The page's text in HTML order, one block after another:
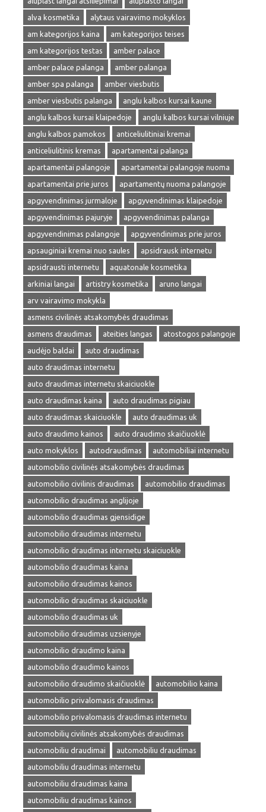
alva kosmetika
alytaus vairavimo mokyklos
am kategorijos kaina
am kategorijos teises
am kategorijos testas
amber palace
amber palace palanga
amber palanga
amber spa palanga
amber viesbutis
amber viesbutis palanga
anglu kalbos kursai kaune
anglu kalbos kursai klaipedoje
anglu kalbos kursai vilniuje
anglu kalbos pamokos
anticeliulitiniai kremai
anticeliulitinis kremas
apartamentai palanga
apartamentai palangoje
apartamentai palangoje nuoma
apartamentai prie juros
apartamentų nuoma palangoje
apgyvendinimas jurmaloje
apgyvendinimas klaipedoje
apgyvendinimas pajuryje
apgyvendinimas palanga
apgyvendinimas palangoje
apgyvendinimas prie juros
apsauginiai kremai nuo saules
apsidrausk internetu
apsidrausti internetu
aquatonale kosmetika
arkiniai langai
artistry kosmetika
aruno langai
arv vairavimo mokykla
asmens civilinės atsakomybės draudimas
asmens draudimas
ateities langas
atostogos palangoje
audėjo baldai
auto draudimas
auto draudimas internetu
auto draudimas internetu skaiciuokle
auto draudimas kaina
auto draudimas pigiau
auto draudimas skaiciuokle
auto draudimas uk
auto draudimo kainos
auto draudimo skaičiuoklė
auto mokyklos
autodraudimas
automobiliai internetu
automobilio civilinės atsakomybės draudimas
automobilio civilinis draudimas
automobilio draudimas
automobilio draudimas anglijoje
automobilio draudimas gjensidige
automobilio draudimas internetu
automobilio draudimas internetu skaiciuokle
automobilio draudimas kaina
automobilio draudimas kainos
automobilio draudimas skaiciuokle
automobilio draudimas uk
automobilio draudimas uzsienyje
automobilio draudimo kaina
automobilio draudimo kainos
automobilio draudimo skaičiuoklė
automobilio kaina
automobilio privalomasis draudimas
automobilio privalomasis draudimas internetu
automobilių civilinės atsakomybės draudimas
automobiliu draudimai
automobiliu draudimas
automobiliu draudimas internetu
automobiliu draudimas kaina
automobiliu draudimas kainos